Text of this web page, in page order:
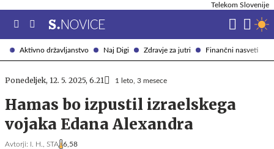
Aktivno državljanstvo Naj Digi Zdravje za jutri Finančni nasveti
Telekom Slovenije
Ponedeljek, 12. 5. 2025, 6.21 1 leto, 3 mesece
Hamas bo izpustil izraelskega
vojaka Edana Alexandra
Avtorji: I. H., STA 6,58